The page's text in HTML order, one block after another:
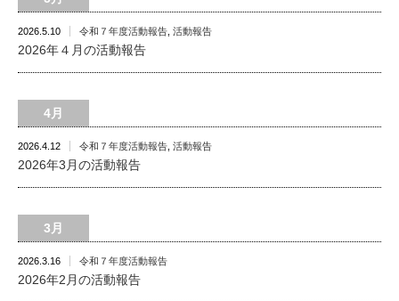
2026.5.10 令和７年度活動報告 活動報告
2026年４月の活動報告
4月
2026.4.12 令和７年度活動報告 活動報告
2026年3月の活動報告
3月
2026.3.16 令和７年度活動報告
2026年2月の活動報告